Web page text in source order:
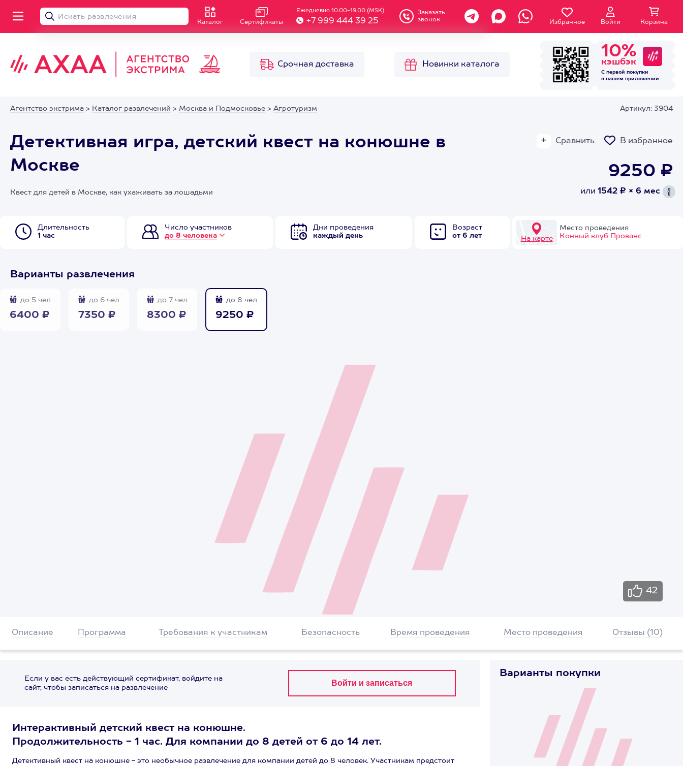
Каталог Сертификаты
Ежедневно 10.00-19.00 (MSK)
+7 999 444 39 25
Заказать
звонок
Избранное Войти Корзина
Срочная доставка Новинки каталога
10%
кэшбэк
С первой покупки
в нашем приложении
Агентство экстрима > Каталог развлечений > Москва и Подмосковье > Агротуризм Артикул: 3904
Детективная игра, детский квест на конюшне в
Москве
Сравнить В избранное
9250 ₽
или 1542 ₽ × 6 мес
Квест для детей в Москве, как ухаживать за лошадьми
Длительность
1 час
Число участников
до 8 человека
Дни проведения
каждый день
Возраст
от 6 лет
На карте
Место проведения
Конный клуб Прованс
Варианты развлечения
до 5 чел
6400 ₽
до 6 чел
7350 ₽
до 7 чел
8300 ₽
до 8 чел
9250 ₽
42
Описание Программа Требования к участникам Безопасность Время проведения Место проведения Отзывы (10)
Если у вас есть действующий сертификат, войдите на
сайт, чтобы записаться на развлечение
Интерактивный детский квест на конюшне.
Продолжительность - 1 час. Для компании до 8 детей от 6 до 14 лет.
Детективный квест на конюшне - это необычное развлечение для компании детей до 8 человек. Участникам предстоит
Варианты покупки